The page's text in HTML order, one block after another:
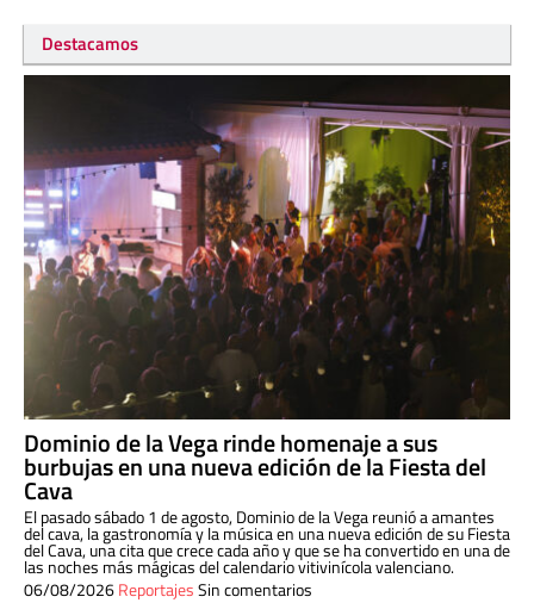
Destacamos
Dominio de la Vega rinde homenaje a sus
burbujas en una nueva edición de la Fiesta del
Cava
El pasado sábado 1 de agosto, Dominio de la Vega reunió a amantes
del cava, la gastronomía y la música en una nueva edición de su Fiesta
del Cava, una cita que crece cada año y que se ha convertido en una de
las noches más mágicas del calendario vitivinícola valenciano.
06/08/2026ReportajesSin comentarios